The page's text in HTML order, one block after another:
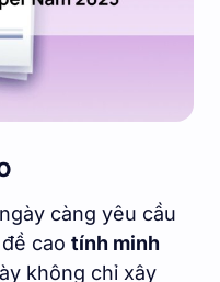
càng yêu cầu
cao tính minh
không chỉ xây